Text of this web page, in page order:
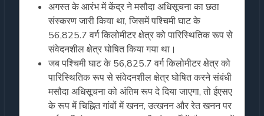
अगस्त के आरंभ में केंद्र ने मसौदा अधिसूचना का छठा
संस्करण जारी किया था, जिसमें पश्चिमी घाट के
56,825.7 वर्ग किलोमीटर क्षेत्र को पारिस्थितिक रूप से
संवेदनशील क्षेत्र घोषित किया गया था।
जब पश्चिमी घाट के 56,825.7 वर्ग किलोमीटर क्षेत्र को
पारिस्थितिक रूप से संवेदनशील क्षेत्र घोषित करने संबंधी
मसौदा अधिसूचना को अंतिम रूप दे दिया जाएगा, तो ईएसए
के रूप में चिह्नित गांवों में खनन, उत्खनन और रेत खनन पर